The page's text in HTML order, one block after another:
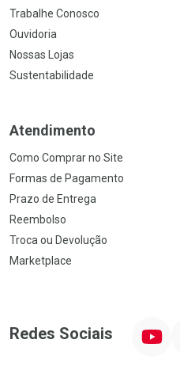
Trabalhe Conosco
Ouvidoria
Nossas Lojas
Sustentabilidade
Atendimento
Como Comprar no Site
Formas de Pagamento
Prazo de Entrega
Reembolso
Troca ou Devolução
Marketplace
Redes Sociais